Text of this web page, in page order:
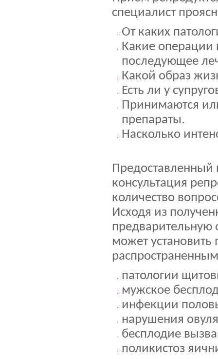
специалист
От каких
Какие операции
последующее
Какой образ
Есть ли у
Принимаются
препараты.
Насколько
Предоставленный
консультация
количество
Исходя из
предварительную
может
патологии
мужское
инфекции
нарушения
бесплодие
поликистоз